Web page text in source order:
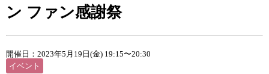
ン ファン感謝祭
開催日：2023年5月19日(金) 19:15〜20:30
イベント